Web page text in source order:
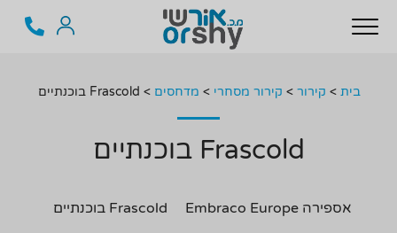
בית > קירור > קירור מסחרי > מדחסים > Frascold בוכנתיים
Frascold בוכנתיים
אספירה Embraco Europe Frascold בוכנתיים